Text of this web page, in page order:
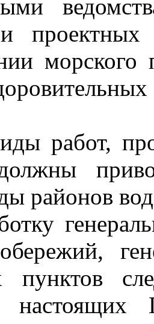
проектных
работ,
районов
пунктов